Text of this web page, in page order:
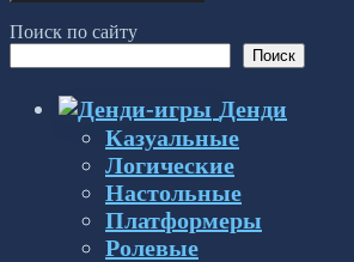
Поиск по сайту
Поиск
Денди
Казуальные
Логические
Настольные
Платформеры
Ролевые